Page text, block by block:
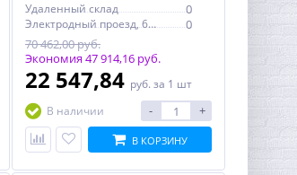
Удаленный склад 0
Электродный проезд, 6с1
0
70 462,00 руб.
Экономия 47 914,16 руб.
22 547,84 руб. за 1 шт
В наличии
- +
В КОРЗИНУ